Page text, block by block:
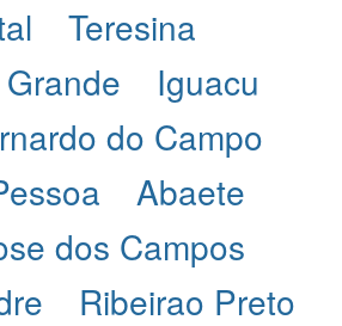
Teresina
Iguacu
do Campo
Abaete
dos Campos
Ribeirao Preto